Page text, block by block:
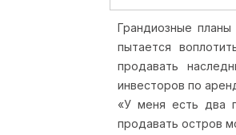
Грандиозные
пытается
продавать
инвесторов по
«У меня есть два
продавать остров